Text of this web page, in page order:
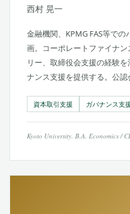
西村 晃一
金融機関、KPMG FAS等で
画。コーポレートファイナ
リー、取締役会支援の経験
ナンス支援を提供する。公認
資本取引支援 ガバナンス支
Kyoto University, B.A. Economics /